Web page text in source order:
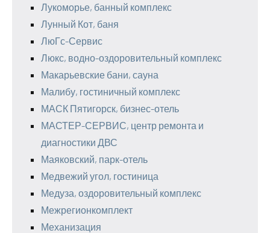
Лукоморье, банный комплекс
Лунный Кот, баня
ЛюГс-Сервис
Люкс, водно-оздоровительный комплекс
Макарьевские бани, сауна
Малибу, гостиничный комплекс
МАСК Пятигорск, бизнес-отель
МАСТЕР-СЕРВИС, центр ремонта и
диагностики ДВС
Маяковский, парк-отель
Медвежий угол, гостиница
Медуза, оздоровительный комплекс
Межрегионкомплект
Механизация